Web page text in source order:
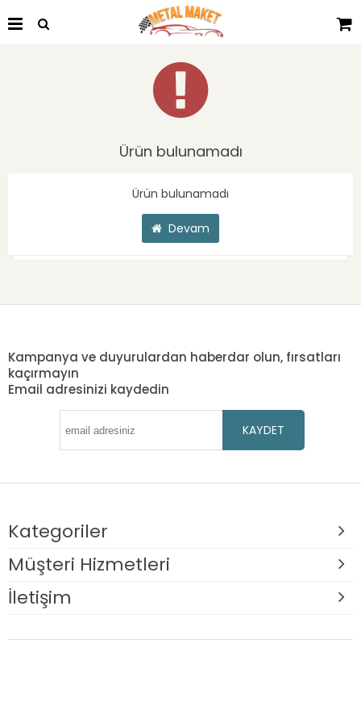
Ürün bulunamadı
Ürün bulunamadı
Devam
Kampanya ve duyurulardan haberdar olun, fırsatları
kaçırmayın
Email adresinizi kaydedin
KAYDET
Kategoriler
Müşteri Hizmetleri
İletişim